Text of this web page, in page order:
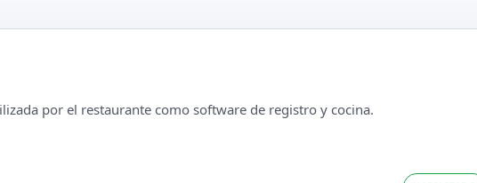
por el restaurante como software de registro y cocina.